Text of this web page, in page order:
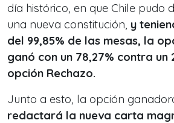
día histórico, en que Chile pudo
una nueva constitución, y
del 99,85% de las mesas, la
ganó con un 78,27% contra un
opción Rechazo.
Junto a esto, la opción
redactará la nueva carta